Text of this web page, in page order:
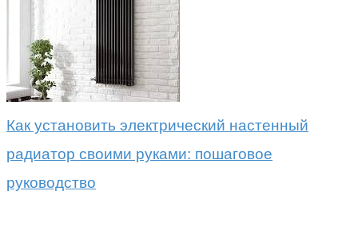
Как установить электрический настенный
радиатор своими руками: пошаговое
руководство